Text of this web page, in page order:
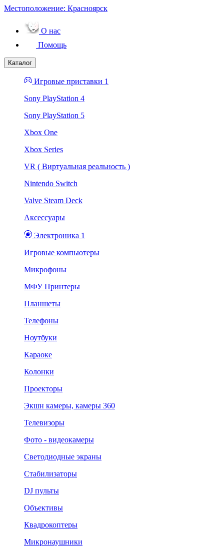
Местоположение: Красноярск
О нас
Помощь
Каталог
Игровые приставки 1
Sony PlayStation 4
Sony PlayStation 5
Xbox One
Xbox Series
VR ( Виртуальная реальность )
Nintendo Switch
Valve Steam Deck
Аксессуары
Электроника 1
Игровые компьютеры
Микрофоны
МФУ Принтеры
Планшеты
Телефоны
Ноутбуки
Караоке
Колонки
Проекторы
Экшн камеры, камеры 360
Телевизоры
Фото - видеокамеры
Светодиодные экраны
Стабилизаторы
DJ пульты
Объективы
Квадрокоптеры
Микронаушники